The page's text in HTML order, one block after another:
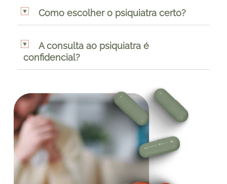
Como escolher o psiquiatra certo?
A consulta ao psiquiatra é
confidencial?